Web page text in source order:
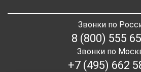
Звонки по
8 (800) 555
Звонки по
+7 (495) 662